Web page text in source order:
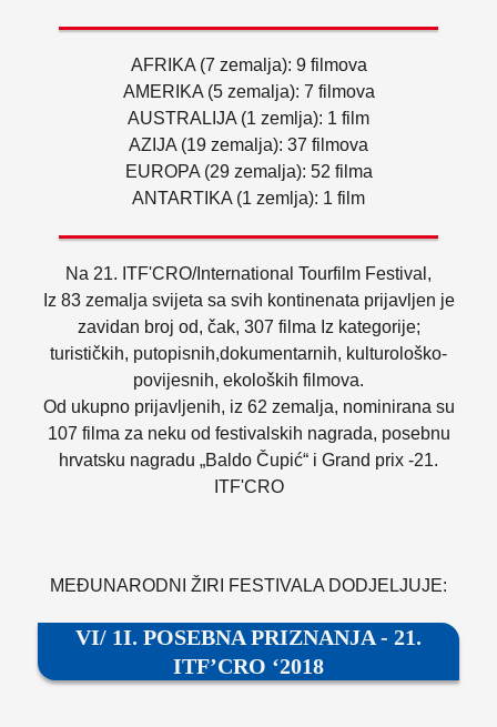
AFRIKA (7 zemalja): 9 filmova
AMERIKA (5 zemalja): 7 filmova
AUSTRALIJA (1 zemlja): 1 film
AZIJA (19 zemalja): 37 filmova
EUROPA (29 zemalja): 52 filma
ANTARTIKA (1 zemlja): 1 film
Na 21. ITF'CRO/International Tourfilm Festival,
Iz 83 zemalja svijeta sa svih kontinenata prijavljen je
zavidan broj od, čak, 307 filma Iz kategorije;
turističkih, putopisnih,dokumentarnih, kulturološko-
povijesnih, ekoloških filmova.
Od ukupno prijavljenih, iz 62 zemalja, nominirana su
107 filma za neku od festivalskih nagrada, posebnu
hrvatsku nagradu „Baldo Čupić“ i Grand prix -21.
ITF'CRO
MEĐUNARODNI ŽIRI FESTIVALA DODJELJUJE:
VI/ 1I. POSEBNA PRIZNANJA - 21.
ITF’CRO ‘2018